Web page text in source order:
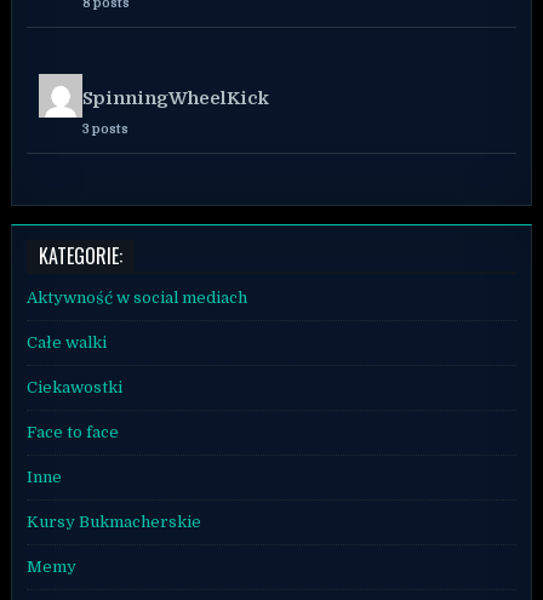
SpinningWheelKick
3 posts
KATEGORIE:
Aktywność w social mediach
Całe walki
Ciekawostki
Face to face
Inne
Kursy Bukmacherskie
Memy